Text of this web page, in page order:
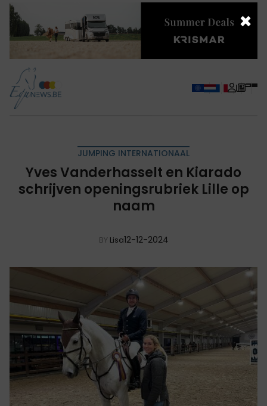
JUMPING INTERNATIONAAL
Yves Vanderhasselt en Kiarado
schrijven openingsrubriek Lille op
naam
BY Lisa12-12-2024
×